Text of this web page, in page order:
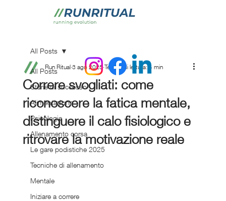
All Posts
Storie di successo
Alimentazione
Psicologia
Allenamento corsa
Le gare podistiche 2025
Tecniche di allenamento
Mentale
Iniziare a correre
All Posts
Correre svogliati: come
riconoscere la fatica mentale,
distinguere il calo fisiologico e
ritrovare la motivazione reale
Run Ritual 3 ago 2025 Tempo di lettura: 4 min